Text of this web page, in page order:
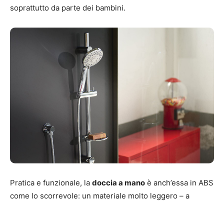
soprattutto da parte dei bambini.
Pratica e funzionale, la doccia a mano è anch’essa in ABS
come lo scorrevole: un materiale molto leggero – a